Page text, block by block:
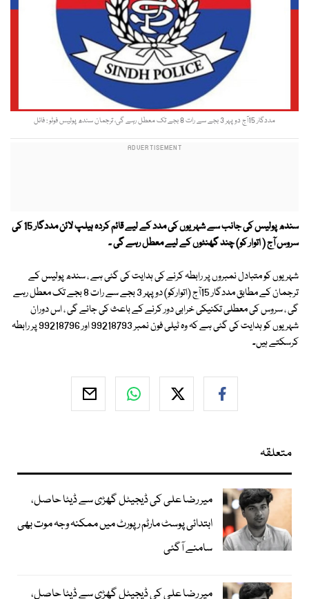
مددگار 15آج دوپہر 3 بجے سے رات 8 بجے تک معطل رہے گی، ترجمان سندھ پولیس فوٹو : فائل
سندھ پولیس کی جانب سے شہریوں کی مدد کے لیے قائم کردہ ہیلپ لائن مددگار 15 کی
سروس آج ( اتوار کو) چند گھنٹوں کے لیے معطل رہے گی ۔
شہریوں کو متبادل نمبروں پر رابطہ کرنے کی ہدایت کی گئی ہے ، سندھ پولیس کے
ترجمان کے مطابق مددگار 15آج (اتوارکو) دوپہر 3 بجے سے رات 8 بجے تک معطل رہے
گی ، سروس کی معطلی تکنیکی خرابی دور کرنے کے باعث کی جائے گی ، اس دوران
شہریوں کو ہدایت کی گئی ہے کہ وہ ٹیلی فون نمبر 99218793 اور 99218796 پر رابطہ
کرسکتے ہیں۔
متعلقہ
میر رضا علی کی ڈیجیٹل گھڑی سے ڈیٹا حاصل،
ابتدائی پوسٹ مارٹم رپورٹ میں ممکنہ وجہ موت بھی
سامنے آگئی
میر رضا علی کی ڈیجیٹل گھڑی سے ڈیٹا حاصل،